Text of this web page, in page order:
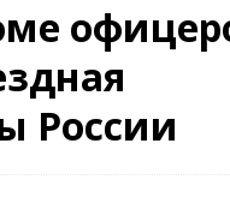
из
России